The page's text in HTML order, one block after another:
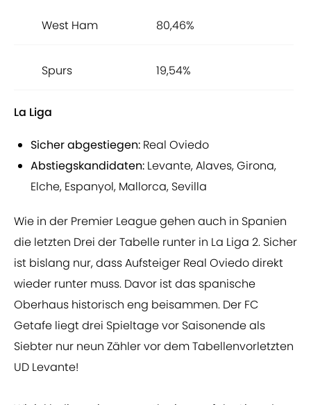
West Ham 80,46%
Spurs 19,54%
La Liga
Sicher abgestiegen: Real Oviedo
Abstiegskandidaten: Levante, Alaves, Girona,
Elche, Espanyol, Mallorca, Sevilla
Wie in der Premier League gehen auch in Spanien
die letzten Drei der Tabelle runter in La Liga 2. Sicher
ist bislang nur, dass Aufsteiger Real Oviedo direkt
wieder runter muss. Davor ist das spanische
Oberhaus historisch eng beisammen. Der FC
Getafe liegt drei Spieltage vor Saisonende als
Siebter nur neun Zähler vor dem Tabellenvorletzten
UD Levante!